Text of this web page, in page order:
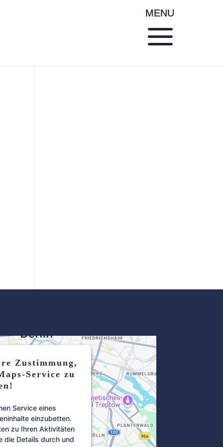
Zustimmung,
Service zu
Service eines
einzubetten.
zu Ihren Aktivitäten
die Details durch und